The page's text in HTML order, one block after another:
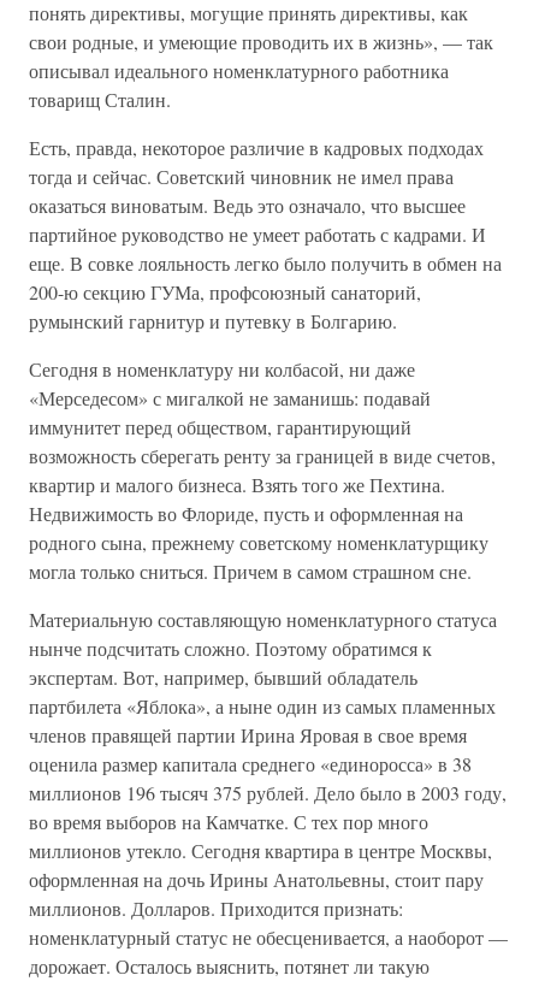
понять директивы, могущие принять директивы, как
свои родные, и умеющие проводить их в жизнь», — так
описывал идеального номенклатурного работника
товарищ Сталин.
Есть, правда, некоторое различие в кадровых подходах
тогда и сейчас. Советский чиновник не имел права
оказаться виноватым. Ведь это означало, что высшее
партийное руководство не умеет работать с кадрами. И
еще. В совке лояльность легко было получить в обмен на
200-ю секцию ГУМа, профсоюзный санаторий,
румынский гарнитур и путевку в Болгарию.
Сегодня в номенклатуру ни колбасой, ни даже
«Мерседесом» с мигалкой не заманишь: подавай
иммунитет перед обществом, гарантирующий
возможность сберегать ренту за границей в виде счетов,
квартир и малого бизнеса. Взять того же Пехтина.
Недвижимость во Флориде, пусть и оформленная на
родного сына, прежнему советскому номенклатурщику
могла только сниться. Причем в самом страшном сне.
Материальную составляющую номенклатурного статуса
нынче подсчитать сложно. Поэтому обратимся к
экспертам. Вот, например, бывший обладатель
партбилета «Яблока», а ныне один из самых пламенных
членов правящей партии Ирина Яровая в свое время
оценила размер капитала среднего «единоросса» в 38
миллионов 196 тысяч 375 рублей. Дело было в 2003 году,
во время выборов на Камчатке. С тех пор много
миллионов утекло. Сегодня квартира в центре Москвы,
оформленная на дочь Ирины Анатольевны, стоит пару
миллионов. Долларов. Приходится признать:
номенклатурный статус не обесценивается, а наоборот —
дорожает. Осталось выяснить, потянет ли такую